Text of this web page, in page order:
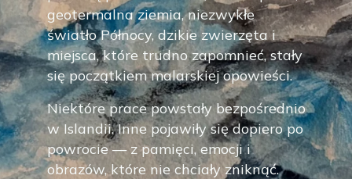
geotermalna ziemia, niezwykłe
światło Północy, dzikie zwierzęta i
miejsca, które trudno zapomnieć, stały
się początkiem malarskiej opowieści.
Niektóre prace powstały bezpośrednio
w Islandii. Inne pojawiły się dopiero po
powrocie — z pamięci, emocji i
obrazów, które nie chciały zniknąć.